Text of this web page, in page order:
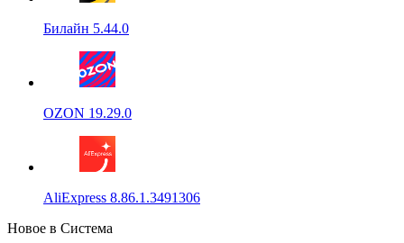
Билайн 5.44.0
OZON 19.29.0
AliExpress 8.86.1.3491306
Новое в Система